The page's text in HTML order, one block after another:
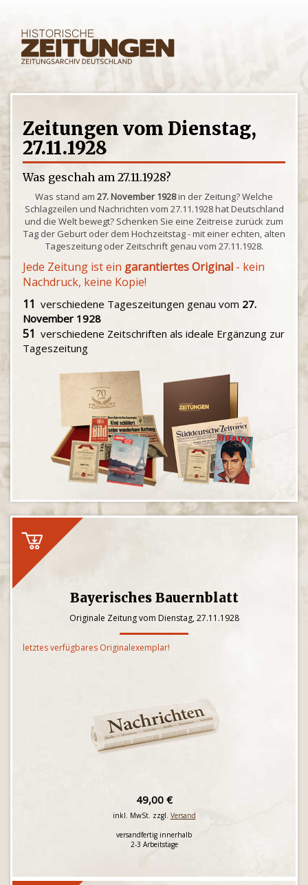
Zeitungen vom Dienstag,
27.11.1928
Was geschah am 27.11.1928?
Was stand am 27. November 1928in der Zeitung? Welche
Schlagzeilen und Nachrichten vom 27.11.1928 hat Deutschland
und die Welt bewegt? Schenken Sie eine Zeitreise zurück zum
Tag der Geburt oder dem Hochzeitstag - mit einer echten, alten
Tageszeitung oder Zeitschrift genau vom 27.11.1928.
Jede Zeitung ist ein garantiertes Original - kein
Nachdruck, keine Kopie!
11 verschiedene Tageszeitungen genau vom 27.
November 1928
51 verschiedene Zeitschriften als ideale Ergänzung zur
Tageszeitung
Bayerisches Bauernblatt
Originale Zeitung vom Dienstag, 27.11.1928
letztes verfügbares Originalexemplar!
49,00 €
inkl. MwSt. zzgl. Versand
versandfertig innerhalb
2-3 Arbeitstage